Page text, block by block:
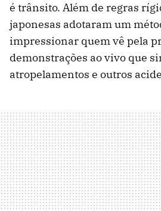
é trânsito. Além de regras
japonesas adotaram um
impressionar quem vê pela
demonstrações ao vivo que
atropelamentos e outros